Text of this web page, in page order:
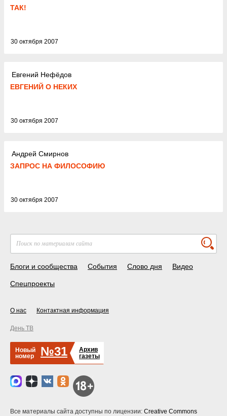
ТАК!
30 октября 2007
Евгений Нефёдов
ЕВГЕНИЙ О НЕКИХ
30 октября 2007
Андрей Смирнов
ЗАПРОС НА ФИЛОСОФИЮ
30 октября 2007
Блоги и сообщества События Слово дня Видео
Спецпроекты
О нас Контактная информация
День ТВ
Новый
номер
№31
Архив
газеты
Все материалы сайта доступны по лицензии: Creative Commons